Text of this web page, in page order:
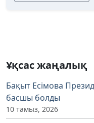
Ұқсас жаңалық
Бақыт Есімова
басшы болды
10 тамыз, 2026